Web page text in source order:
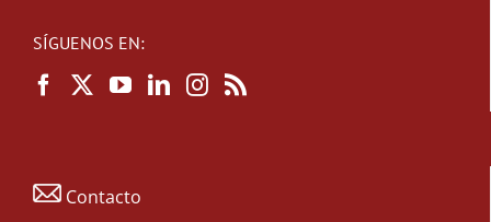
SÍGUENOS EN:
Contacto